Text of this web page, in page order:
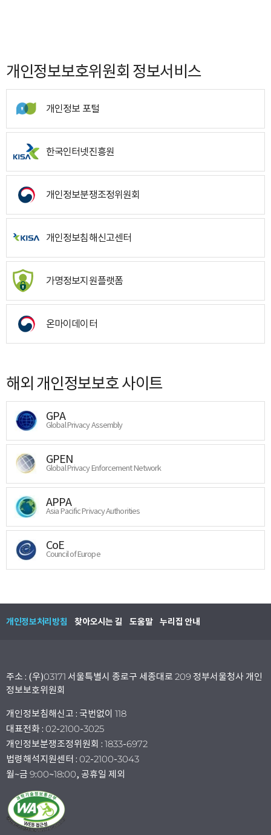
개인정보보호위원회 정보서비스
개인정보 포털
한국인터넷진흥원
개인정보분쟁조정위원회
개인정보침해신고센터
가명정보지원플랫폼
온마이데이터
해외 개인정보보호 사이트
GPA
Global Privacy Assembly
GPEN
Global Privacy Enforcement Network
APPA
Asia Pacific Privacy Authorities
CoE
Council of Europe
개인정보처리방침 찾아오시는 길 도움말 누리집 안내
주소 : (우)03171 서울특별시 종로구 세종대로 209 정부서울청사 개인
정보보호위원회
개인정보침해신고 : 국번없이 118
대표전화 : 02-2100-3025
개인정보분쟁조정위원회 : 1833-6972
법령해석지원센터 : 02-2100-3043
월~금 9:00~18:00, 공휴일 제외